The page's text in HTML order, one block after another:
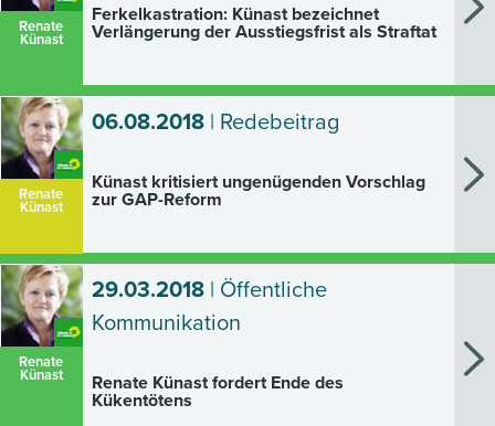
Renate
Künast
Ferkelkastration: Künast bezeichnet
Verlängerung der Ausstiegsfrist als Straftat
Renate
Künast
06.08.2018| Redebeitrag
Künast kritisiert ungenügenden Vorschlag
zur GAP-Reform
Renate
Künast
29.03.2018| Öffentliche
Kommunikation
Renate Künast fordert Ende des
Kükentötens